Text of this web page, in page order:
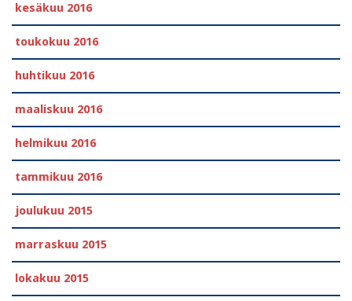
kesäkuu 2016
toukokuu 2016
huhtikuu 2016
maaliskuu 2016
helmikuu 2016
tammikuu 2016
joulukuu 2015
marraskuu 2015
lokakuu 2015